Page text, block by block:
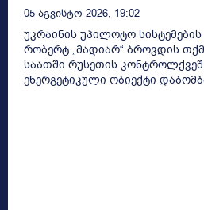
05 Აგვისტო 2026, 19:02
უკრაინის უპილოტო
რობერტ „მადიარ“ ბროვდის
საათში რუსეთის
ენერგეტიკული ობიექტი